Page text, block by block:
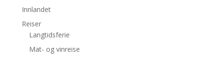
Innlandet
Reiser
Langtidsferie
Mat- og vinreise